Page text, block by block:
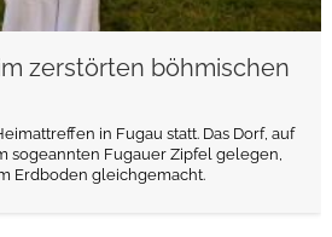
zerstörten böhmischen
in Fugau statt. Das Dorf, auf
sogeannten Fugauer Zipfel gelegen,
Erdboden gleichgemacht.